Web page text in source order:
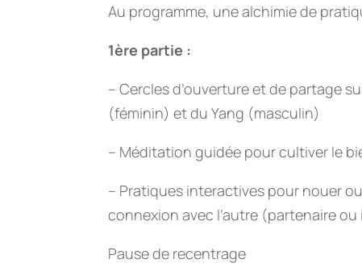
Au programme, une alchimie de
1ère partie :
– Cercles d’ouverture et de partage
(féminin) et du Yang (masculin)
– Méditation guidée pour cultiver le
– Pratiques interactives pour nouer
connexion avec l’autre (partenaire
Pause de recentrage